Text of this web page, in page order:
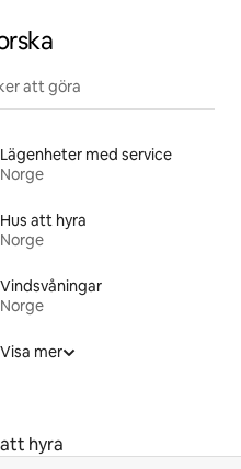
att göra
Lägenheter med service
Norge
Hus att hyra
Norge
Vindsvåningar
Norge
Visa mer
hyra